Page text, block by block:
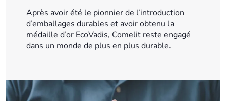
Après avoir été le pionnier de l’introduction
d’emballages durables et avoir obtenu la
médaille d’or EcoVadis, Comelit reste engagé
dans un monde de plus en plus durable.